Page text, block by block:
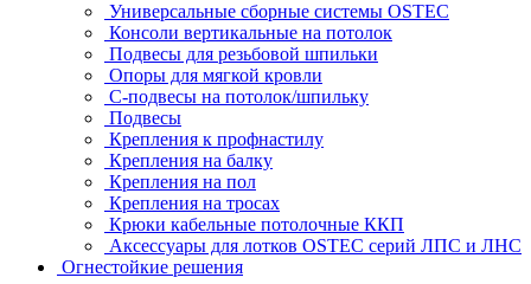
Универсальные сборные системы OSTEC
Консоли вертикальные на потолок
Подвесы для резьбовой шпильки
Опоры для мягкой кровли
С-подвесы на потолок/шпильку
Подвесы
Крепления к профнастилу
Крепления на балку
Крепления на пол
Крепления на тросах
Крюки кабельные потолочные ККП
Аксессуары для лотков OSTEC серий ЛПС и ЛНС
Огнестойкие решения